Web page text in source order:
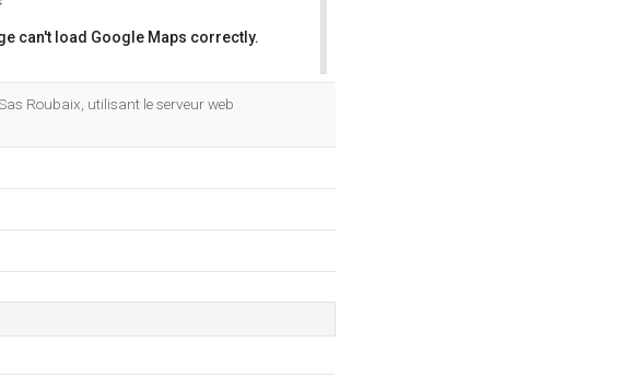
can't load Google Maps correctly.
Roubaix, utilisant le serveur web